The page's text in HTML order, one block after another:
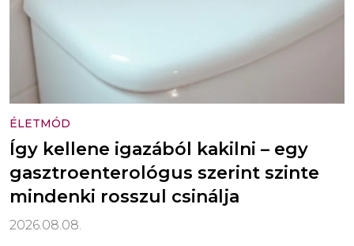
ÉLETMÓD
Így kellene igazából kakilni – egy
gasztroenterológus szerint szinte
mindenki rosszul csinálja
2026.08.08.